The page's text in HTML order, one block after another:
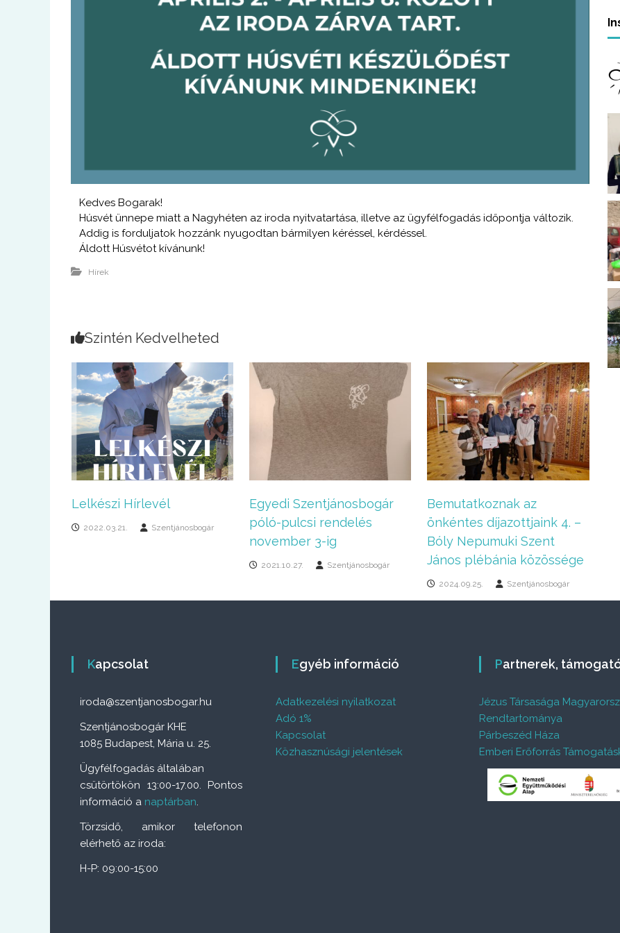
Kedves Bogarak!
Húsvét ünnepe miatt a Nagyhéten az iroda nyitvatartása, illetve az ügyfélfogadás időpontja változik.
Addig is forduljatok hozzánk nyugodtan bármilyen kéréssel, kérdéssel.
Áldott Húsvétot kívánunk!
Hírek
Szintén Kedvelheted
Lelkészi Hírlevél
2022.03.21. Szentjánosbogár
Egyedi Szentjánosbogár
póló-pulcsi rendelés
november 3-ig
2021.10.27. Szentjánosbogár
Bemutatkoznak az
önkéntes díjazottjaink 4. –
Bóly Nepumuki Szent
János plébánia közössége
2024.09.25. Szentjánosbogár
Kapcsolat
iroda@szentjanosbogar.hu
Szentjánosbogár KHE
1085 Budapest, Mária u. 25.
Ügyfélfogadás általában
csütörtökön 13:00-17.00. Pontos
információ a naptárban.
Törzsidő, amikor telefonon
elérhető az iroda:
H-P: 09:00-15:00
Egyéb információ
Adatkezelési nyilatkozat
Adó 1%
Kapcsolat
Közhasznúsági jelentések
Partnerek,
Jézus Társasága
Rendtartománya
Párbeszéd Háza
Emberi Erőforrás